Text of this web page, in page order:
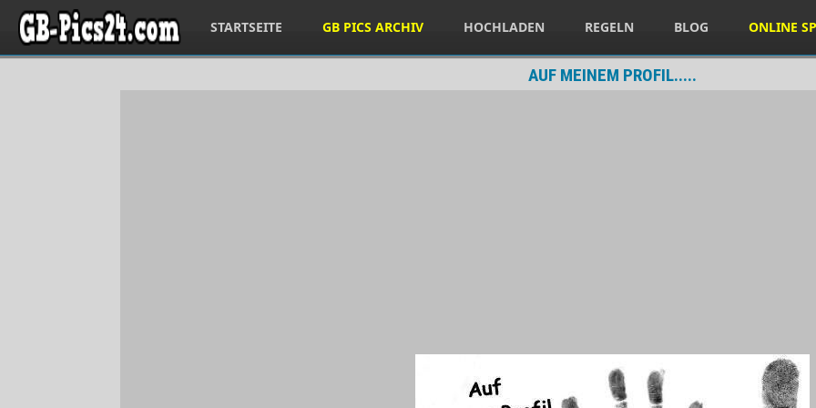
STARTSEITE GB PICS ARCHIV HOCHLADEN REGELN BLOG ONLINE
AUF MEINEM PROFIL.....